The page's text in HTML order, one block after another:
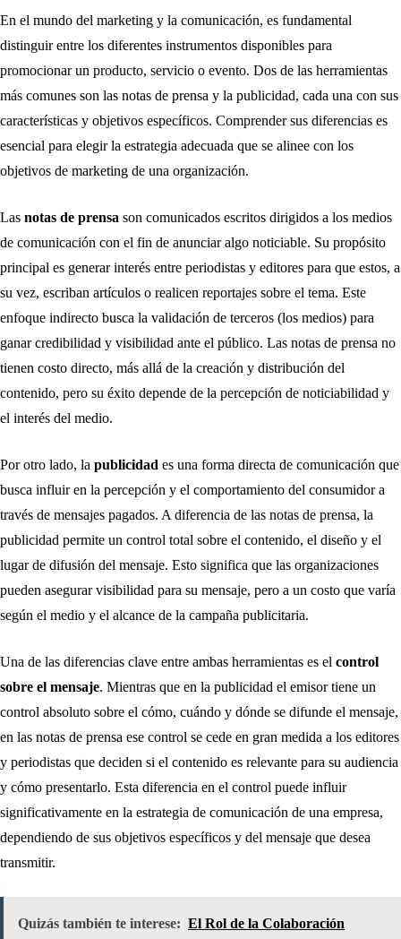
En el mundo del marketing y la comunicación, es fundamental
distinguir entre los diferentes instrumentos disponibles para
promocionar un producto, servicio o evento. Dos de las herramientas
más comunes son las notas de prensa y la publicidad, cada una con sus
características y objetivos específicos. Comprender sus diferencias es
esencial para elegir la estrategia adecuada que se alinee con los
objetivos de marketing de una organización.
Las notas de prensa son comunicados escritos dirigidos a los medios
de comunicación con el fin de anunciar algo noticiable. Su propósito
principal es generar interés entre periodistas y editores para que estos, a
su vez, escriban artículos o realicen reportajes sobre el tema. Este
enfoque indirecto busca la validación de terceros (los medios) para
ganar credibilidad y visibilidad ante el público. Las notas de prensa no
tienen costo directo, más allá de la creación y distribución del
contenido, pero su éxito depende de la percepción de noticiabilidad y
el interés del medio.
Por otro lado, la publicidad es una forma directa de comunicación que
busca influir en la percepción y el comportamiento del consumidor a
través de mensajes pagados. A diferencia de las notas de prensa, la
publicidad permite un control total sobre el contenido, el diseño y el
lugar de difusión del mensaje. Esto significa que las organizaciones
pueden asegurar visibilidad para su mensaje, pero a un costo que varía
según el medio y el alcance de la campaña publicitaria.
Una de las diferencias clave entre ambas herramientas es el control
sobre el mensaje. Mientras que en la publicidad el emisor tiene un
control absoluto sobre el cómo, cuándo y dónde se difunde el mensaje,
en las notas de prensa ese control se cede en gran medida a los editores
y periodistas que deciden si el contenido es relevante para su audiencia
y cómo presentarlo. Esta diferencia en el control puede influir
significativamente en la estrategia de comunicación de una empresa,
dependiendo de sus objetivos específicos y del mensaje que desea
transmitir.
Quizás también te interese: El Rol de la Colaboración